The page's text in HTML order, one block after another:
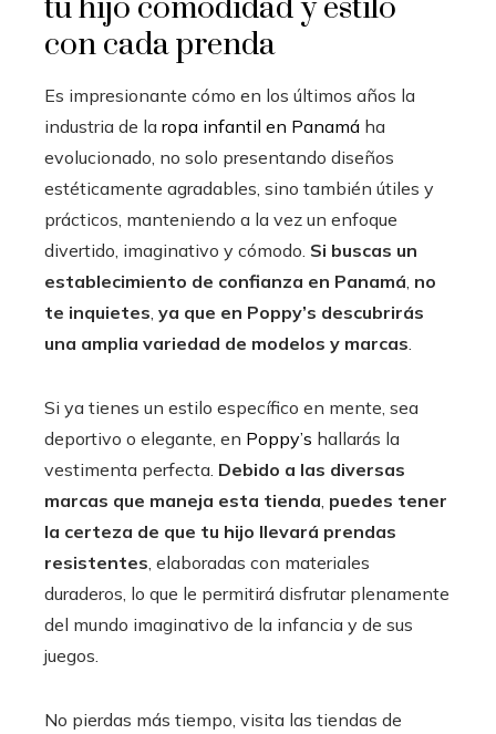
tu hijo comodidad y estilo
con cada prenda
Es impresionante cómo en los últimos años la
industria de la ropa infantil en Panamá ha
evolucionado, no solo presentando diseños
estéticamente agradables, sino también útiles y
prácticos, manteniendo a la vez un enfoque
divertido, imaginativo y cómodo. Si buscas un
establecimiento de confianza en Panamá, no
te inquietes, ya que en Poppy’s descubrirás
una amplia variedad de modelos y marcas.
Si ya tienes un estilo específico en mente, sea
deportivo o elegante, en Poppy’s hallarás la
vestimenta perfecta. Debido a las diversas
marcas que maneja esta tienda, puedes tener
la certeza de que tu hijo llevará prendas
resistentes, elaboradas con materiales
duraderos, lo que le permitirá disfrutar plenamente
del mundo imaginativo de la infancia y de sus
juegos.
No pierdas más tiempo, visita las tiendas de